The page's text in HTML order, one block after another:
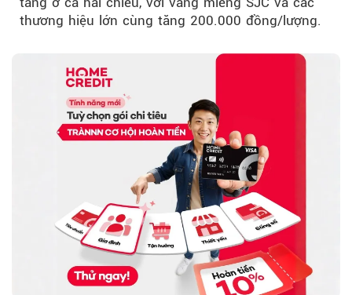
thương hiệu lớn cùng tăng 200.000 đồng/lượng.